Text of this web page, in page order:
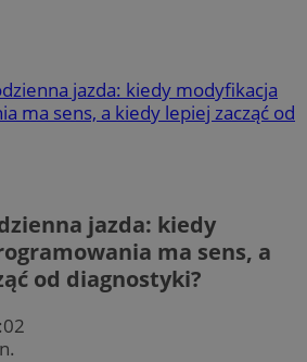
jazda: kiedy modyfikacja
ma sens, a kiedy lepiej zacząć od
jazda: kiedy
ma sens, a
od diagnostyki?